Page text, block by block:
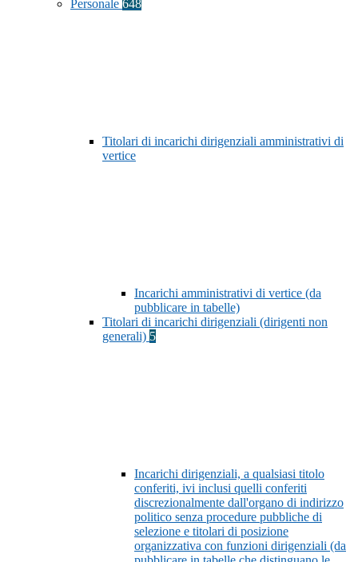
Personale 648
Titolari di incarichi dirigenziali amministrativi di
vertice
Incarichi amministrativi di vertice (da
pubblicare in tabelle)
Titolari di incarichi dirigenziali (dirigenti non
generali) 5
Incarichi dirigenziali, a qualsiasi titolo
conferiti, ivi inclusi quelli conferiti
discrezionalmente dall'organo di indirizzo
politico senza procedure pubbliche di
selezione e titolari di posizione
organizzativa con funzioni dirigenziali (da